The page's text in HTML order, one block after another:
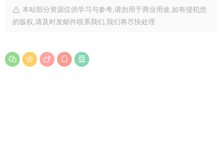
本站部分资源仅供学习与参考,请勿用于商业用途,如有侵犯您
的版权,请及时发邮件联系我们,我们将尽快处理